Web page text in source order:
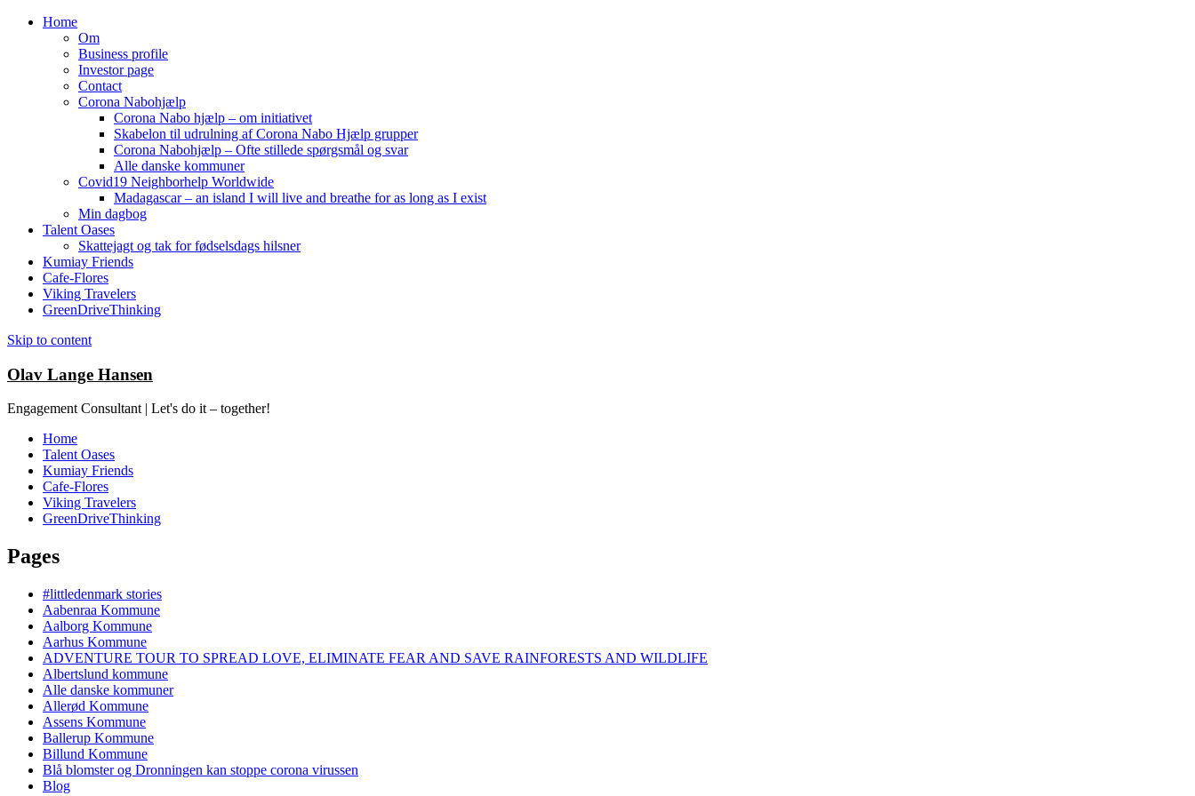
Home
Om
Business profile
Investor page
Contact
Corona Nabohjælp
Corona Nabo hjælp – om initiativet
Skabelon til udrulning af Corona Nabo Hjælp grupper
Corona Nabohjælp – Ofte stillede spørgsmål og svar
Alle danske kommuner
Covid19 Neighborhelp Worldwide
Madagascar – an island I will live and breathe for as long as I exist
Min dagbog
Talent Oases
Skattejagt og tak for fødselsdags hilsner
Kumiay Friends
Cafe-Flores
Viking Travelers
GreenDriveThinking
Skip to content
Olav Lange Hansen
Engagement Consultant | Let's do it – together!
Home
Talent Oases
Kumiay Friends
Cafe-Flores
Viking Travelers
GreenDriveThinking
Pages
#littledenmark stories
Aabenraa Kommune
Aalborg Kommune
Aarhus Kommune
ADVENTURE TOUR TO SPREAD LOVE, ELIMINATE FEAR AND SAVE RAINFORESTS AND WILDLIFE
Albertslund kommune
Alle danske kommuner
Allerød Kommune
Assens Kommune
Ballerup Kommune
Billund Kommune
Blå blomster og Dronningen kan stoppe corona virussen
Blog